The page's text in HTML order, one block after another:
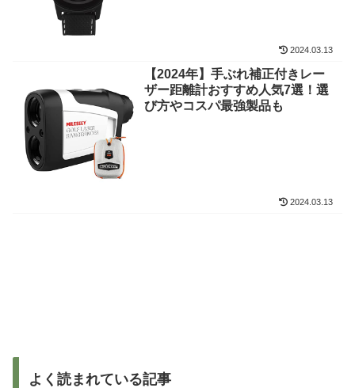
2024.03.13
【2024年】手ぶれ補正付きレー
ザー距離計おすすめ人気7選！選
び方やコスパ最強製品も
2024.03.13
よく読まれている記事